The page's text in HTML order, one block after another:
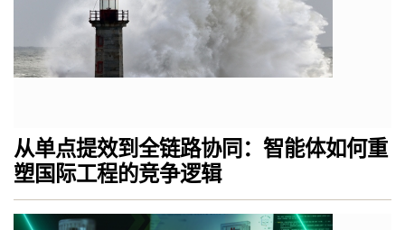
从单点提效到全链路协同：智能体如何重
塑国际工程的竞争逻辑